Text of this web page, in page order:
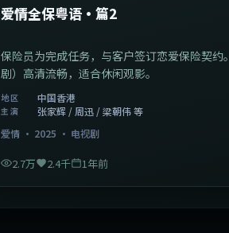
最新
爱情全保粤语·篇2
保险员为完成任务，与客户签订恋爱保险契约
剧）高清流畅，适合休闲观影。
地区 中国香港
主演
张家辉 / 周迅 / 梁朝伟 等
爱情 · 2025 · 电视剧
2.7万 2.4千 1年前